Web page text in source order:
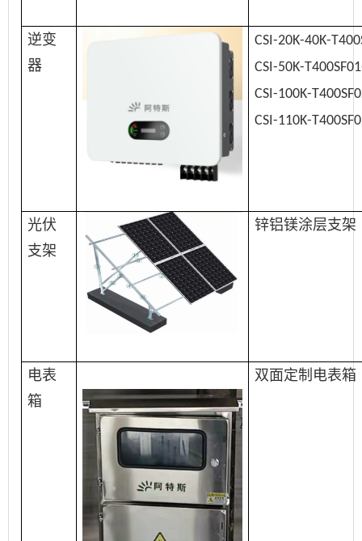
逆变
器
CSI-20K-40K-
CSI-50K-
CSI-100K-
CSI-110K-
光伏
支架
锌铝镁涂层支架
电表
箱
双面定制电表箱